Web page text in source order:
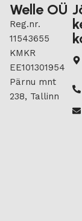
Welle OÜ
Reg.nr.
11543655
KMKR
EE101301954
Pärnu mnt
238, Tallinn